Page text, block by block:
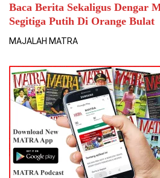
Baca Berita Sekaligus
Segitiga Putih Di Orange Bulat
MAJALAH MATRA